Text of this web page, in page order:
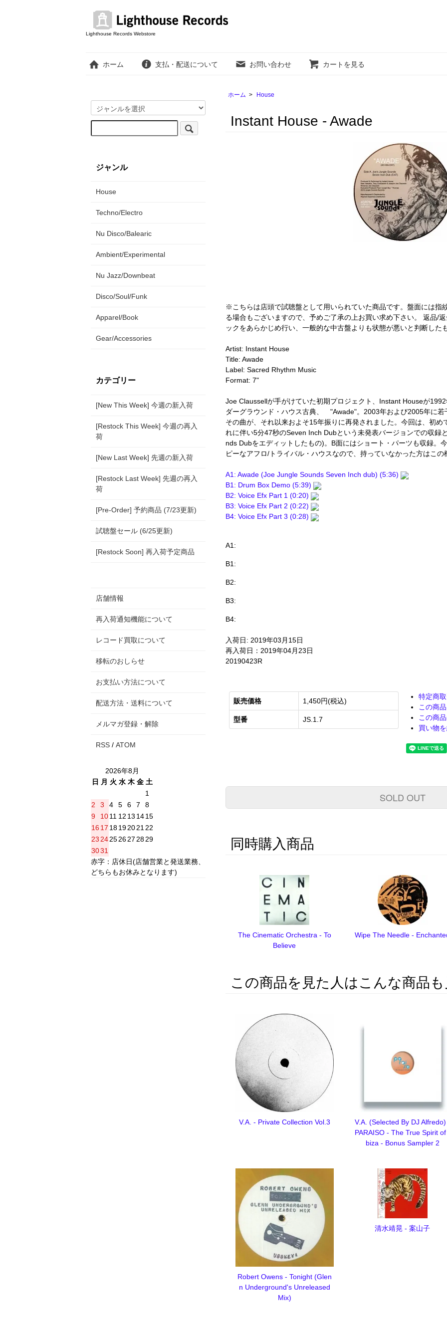
Lighthouse Records Webstore
ホーム 支払・配送について お問い合わせ カートを見る
ホーム > House
Instant House - Awade
※こちらは店頭で試聴盤として用いられていた商品です。盤面には指
る場合もございますので、予めご了承の上お買い求め下さい。 返品/
ックをあらかじめ行い、一般的な中古盤よりも状態が悪いと判断した
Artist: Instant House
Title: Awade
Label: Sacred Rhythm Music
Format: 7"
Joe Claussellが手がけていた初期プロジェクト、Instant Houseが
ダーグラウンド・ハウス古典、 "Awade"。2003年および2005年に若
その曲が、それ以来およそ15年振りに再発されました。今回は、初
れに伴い5分47秒のSeven Inch Dubという未発表バージョンでの収録
nds Dubをエディットしたもの)。B面にはショート・パーツも収録。
ピーなアフロ/トライバル・ハウスなので、持っていなかった方はこの
A1: Awade (Joe Jungle Sounds Seven Inch dub) (5:36)
B1: Drum Box Demo (5:39)
B2: Voice Efx Part 1 (0:20)
B3: Voice Efx Part 2 (0:22)
B4: Voice Efx Part 3 (0:28)
A1:
B1:
B2:
B3:
B4:
入荷日: 2019年03月15日
再入荷日：2019年04月23日
20190423R
販売価格 1,450円(税込)
型番 JS.1.7
特定商
この商
この商
買い物
SOLD OUT
同時購入商品
The Cinematic Orchestra - To
Believe
Wipe The Needle -
この商品を見た人はこんな商品
V.A. - Private Collection Vol.3
V.A. (Selected By DJ Alfredo)
PARAISO - The True Spirit of
biza - Bonus Sampler 2
Robert Owens - Tonight (Glen
n Underground's Unreleased
Mix)
清水靖晃 - 案山子
ジャンル
House
Techno/Electro
Nu Disco/Balearic
Ambient/Experimental
Nu Jazz/Downbeat
Disco/Soul/Funk
Apparel/Book
Gear/Accessories
カテゴリー
[New This Week] 今週の新入荷
[Restock This Week] 今週の再入
荷
[New Last Week] 先週の新入荷
[Restock Last Week] 先週の再入
荷
[Pre-Order] 予約商品 (7/23更新)
試聴盤セール (6/25更新)
[Restock Soon] 再入荷予定商品
店舗情報
再入荷通知機能について
レコード買取について
移転のおしらせ
お支払い方法について
配送方法・送料について
メルマガ登録・解除
RSS / ATOM
2026年8月
日
月 火 水 木 金 土
1
2
3 4 5 6 7
8
9
1011 12 13 1415
16 17 18192021 22
23 24252627 2829
3031
赤字：店休日(店舗営業と発送業務、
どちらもお休みとなります)